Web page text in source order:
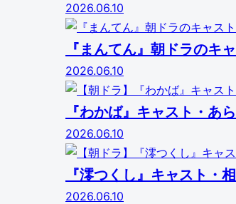
2026.06.10
『まんてん』朝ドラのキ
2026.06.10
『わかば』キャスト・あ
2026.06.10
『澪つくし』キャスト・
2026.06.10